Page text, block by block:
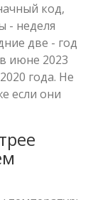
код,
- неделя
две - год
июне 2023
года. Не
если они